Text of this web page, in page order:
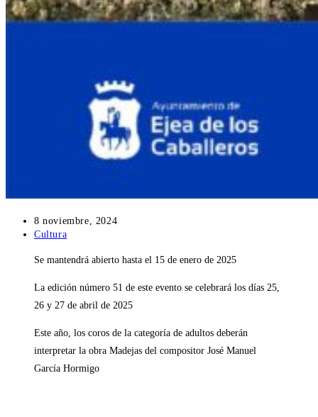
Publicación
de
entrada:
8 noviembre, 2024
Categoría
la
Cultura
Se mantendrá abierto hasta el 15 de enero de 2025
La edición número 51 de este evento se celebrará los días 25,
26 y 27 de abril de 2025
Este año, los coros de la categoría de adultos deberán
interpretar la obra Madejas del compositor José Manuel
García Hormigo